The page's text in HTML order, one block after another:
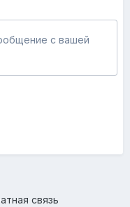
с вашей
связь